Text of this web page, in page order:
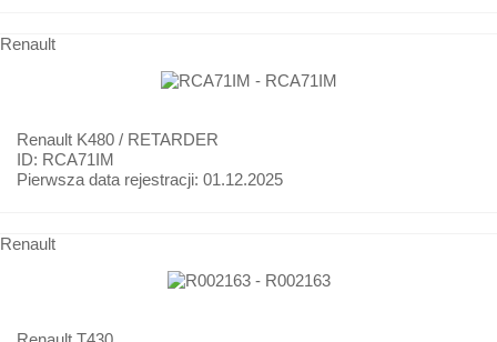
Renault
Renault K480 / RETARDER
ID: RCA71IM
Pierwsza data rejestracji: 01.12.2025
Renault